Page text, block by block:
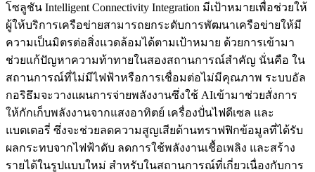
โซลูชัน Intelligent Connectivity Integration มีเป้าหมายเพื่อช่วยให้
ผู้ให้บริการเครือข่ายสามารถยกระดับการพัฒนาเครือข่ายให้มี
ความเป็นมิตรต่อสิ่งแวดล้อมได้ตามเป้าหมาย ด้วยการเข้ามา
ช่วยแก้ปัญหาความท้าทายในสองสถานการณ์สำคัญ นั่นคือ ใน
สถานการณ์ที่ไม่มีไฟฟ้าหรือการเชื่อมต่อไม่มีคุณภาพ ระบบอัล
กอริธึมจะวางแผนการจ่ายพลังงานซึ่งใช้ AIเข้ามาช่วยสั่งการ
ให้กักเก็บพลังงานจากแสงอาทิตย์ เครื่องปั่นไฟดีเซล และ
แบตเตอรี่ ซึ่งจะช่วยลดความสูญเสียด้านทราฟฟิกข้อมูลที่ได้รับ
ผลกระทบจากไฟฟ้าดับ ลดการใช้พลังงานเชื้อเพลิง และสร้าง
รายได้ในรูปแบบใหม่ สำหรับในสถานการณ์ที่เกี่ยวเนื่องกับการ